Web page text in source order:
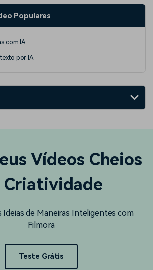
Populares
com IA
texto por IA
Vídeos Cheios
Criatividade
Ideias de Maneiras Inteligentes com
Filmora
Teste Grátis